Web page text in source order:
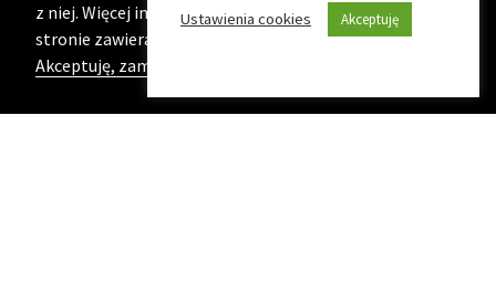
z niej. Więcej informacji na ten temat znajduje się na
stronie zawierającej naszą
Politykę prywatności
Akceptuję, zamknij komunikat
Ustawienia cookies Akceptuję